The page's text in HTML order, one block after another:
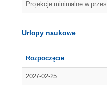
Projekcje minimalne w
Urlopy naukowe
Rozpoczęcie
2027-02-25